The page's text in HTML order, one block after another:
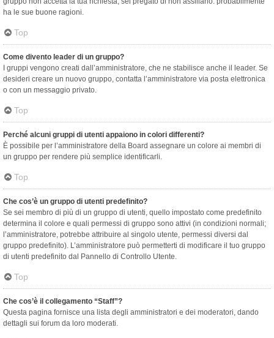
ha le sue buone ragioni.
Top
Come divento leader di un gruppo?
I gruppi vengono creati dall’amministratore, che ne stabilisce anche il leader. Se
desideri creare un nuovo gruppo, contatta l’amministratore via posta elettronica
o con un messaggio privato.
Top
Perché alcuni gruppi di utenti appaiono in colori differenti?
È possibile per l’amministratore della Board assegnare un colore ai membri di
un gruppo per rendere più semplice identificarli.
Top
Che cos’è un gruppo di utenti predefinito?
Se sei membro di più di un gruppo di utenti, quello impostato come predefinito
determina il colore e quali permessi di gruppo sono attivi (in condizioni normali;
l’amministratore, potrebbe attribuire al singolo utente, permessi diversi dal
gruppo predefinito). L’amministratore può permetterti di modificare il tuo gruppo
di utenti predefinito dal Pannello di Controllo Utente.
Top
Che cos’è il collegamento “Staff”?
Questa pagina fornisce una lista degli amministratori e dei moderatori, dando
dettagli sui forum da loro moderati.